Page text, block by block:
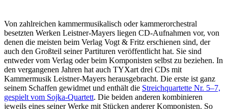
Von zahlreichen kammermusikalisch oder kammerorchestral
besetzten Werken Leistner-Mayers liegen CD-Aufnahmen vor, von
denen die meisten beim Verlag Vogt & Fritz erschienen sind, der
auch den Großteil seiner Partituren veröffentlicht hat. Sie sind
entweder vom Verlag oder beim Komponisten selbst zu beziehen. In
den vergangenen Jahren hat auch TYXart drei CDs mit
Kammermusik Leistner-Mayers herausgebracht. Die erste ist ganz
seinem Schaffen gewidmet und enthält die Streichquartette Nr. 5–7,
gespielt vom Sojka-Quartett. Die beiden anderen kombinieren
jeweils eines seiner Werke mit Stücken anderer Komponisten. So